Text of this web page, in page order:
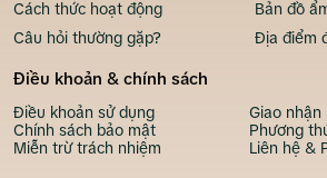
Cách thức hoạt động
Câu hỏi thường gặp?
Bản đồ
Địa điểm
Điều khoản & chính sách
Điều khoản sử dụng
Chính sách bảo mật
Miễn trừ trách nhiệm
Giao nhận
Phương
Liên hệ &